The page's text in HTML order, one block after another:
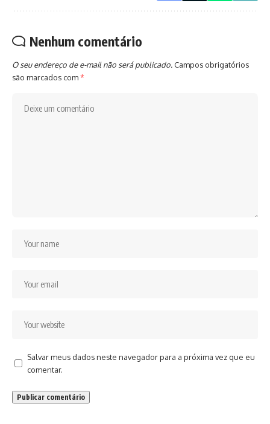
Nenhum comentário
O seu endereço de e-mail não será publicado. Campos obrigatórios
são marcados com*
Salvar meus dados neste navegador para a próxima vez que eu
comentar.